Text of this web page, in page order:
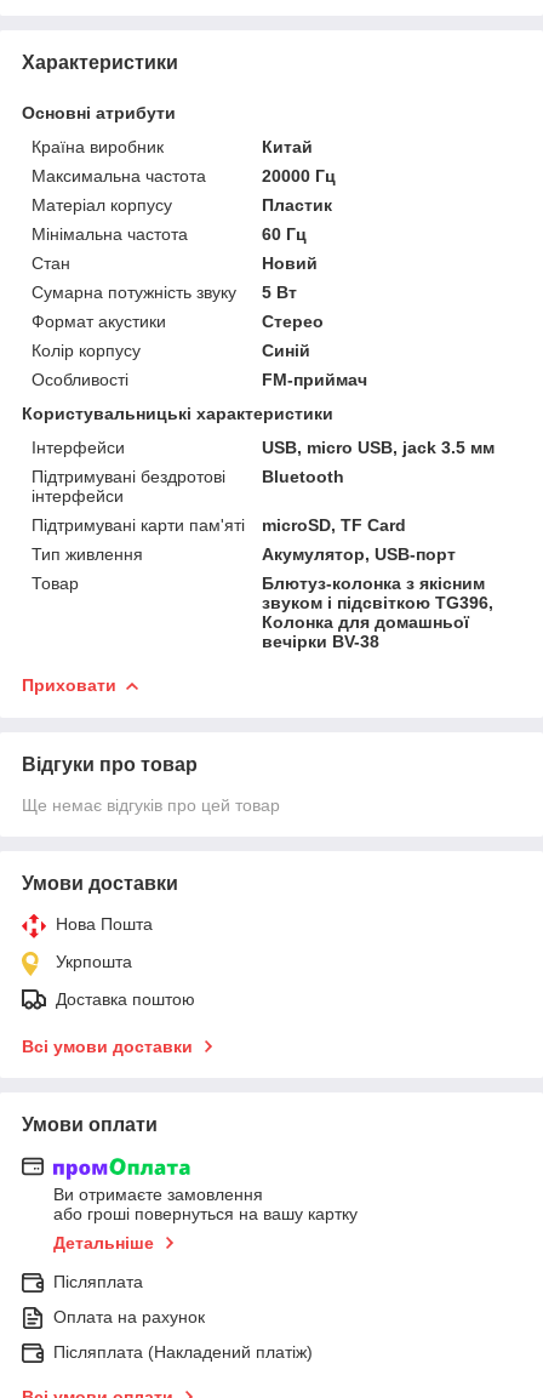
Характеристики
Основні атрибути
Країна виробник
Китай
Максимальна частота
20000 Гц
Матеріал корпусу
Пластик
Мінімальна частота
60 Гц
Стан
Новий
Сумарна потужність звуку
5 Вт
Формат акустики
Стерео
Колір корпусу
Синій
Особливості
FM-приймач
Користувальницькі характеристики
Інтерфейси
USB, micro USB, jack 3.5 мм
Підтримувані бездротові
інтерфейси
Bluetooth
Підтримувані карти пам'яті
microSD, TF Card
Тип живлення
Акумулятор, USB-порт
Товар
Блютуз-колонка з якісним
звуком і підсвіткою TG396,
Колонка для домашньої
вечірки BV-38
Приховати
Відгуки про товар
Ще немає відгуків про цей товар
Умови доставки
Нова Пошта
Укрпошта
Доставка поштою
Всі умови доставки
Умови оплати
Ви отримаєте замовлення
або гроші повернуться на вашу картку
Детальніше
Післяплата
Оплата на рахунок
Післяплата (Накладений платіж)